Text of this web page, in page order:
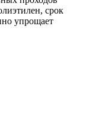
срок
упрощает